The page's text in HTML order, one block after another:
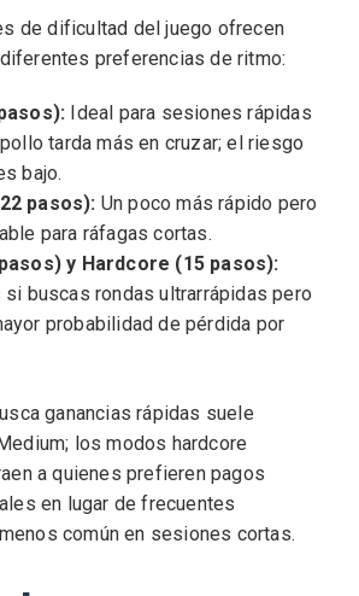
de dificultad del juego ofrecen
preferencias de ritmo:
Ideal para sesiones rápidas
tarda más en cruzar; el riesgo
bajo.
pasos): Un poco más rápido pero
para ráfagas cortas.
y Hardcore (15 pasos):
buscas rondas ultrarrápidas pero
probabilidad de pérdida por
ganancias rápidas suele
los modos hardcore
a quienes prefieren pagos
en lugar de frecuentes
común en sesiones cortas.